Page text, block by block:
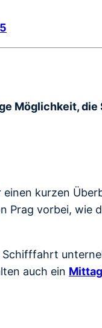
Möglichkeit, die
kurzen
Prag vorbei, wie
auch ein